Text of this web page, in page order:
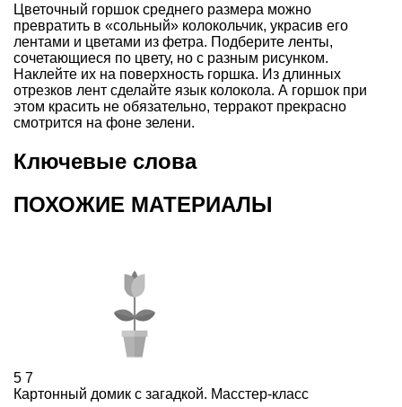
Цветочный горшок среднего размера можно
превратить в «сольный» колокольчик, украсив его
лентами и цветами из фетра. Подберите ленты,
сочетающиеся по цвету, но с разным рисунком.
Наклейте их на поверхность горшка. Из длинных
отрезков лент сделайте язык колокола. А горшок при
этом красить не обязательно, терракот прекрасно
смотрится на фоне зелени.
Ключевые слова
ПОХОЖИЕ МАТЕРИАЛЫ
5 7
Картонный домик с загадкой. Масстер-класс